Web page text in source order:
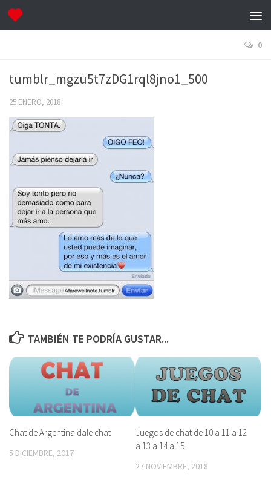
0
tumblr_mgzu5t7zDG1rql8jno1_500
25 ENERO, 2018
TAMBIÉN TE PODRÍA GUSTAR...
Chat de Argentina dale chat
5 DICIEMBRE, 2017
Juegos de chat de 10 a 11 a 12
a 13 a 14 a 15
27 NOVIEMBRE, 2018